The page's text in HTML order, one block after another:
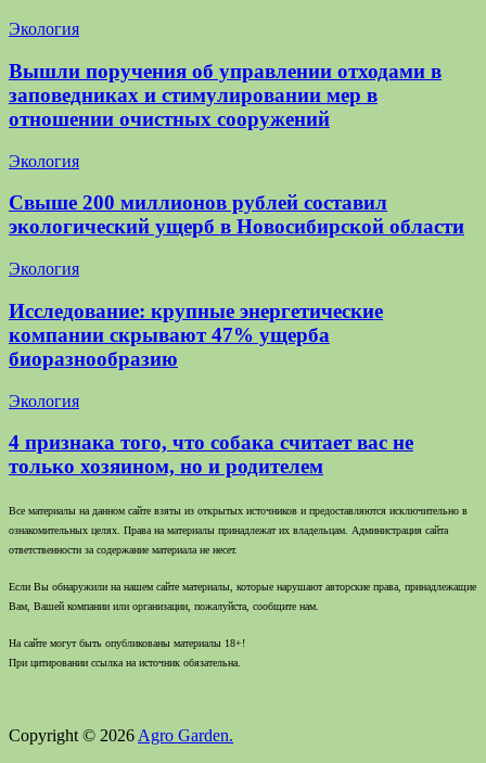
Экология
Вышли поручения об управлении отходами в
заповедниках и стимулировании мер в
отношении очистных сооружений
Экология
Свыше 200 миллионов рублей составил
экологический ущерб в Новосибирской области
Экология
Исследование: крупные энергетические
компании скрывают 47% ущерба
биоразнообразию
Экология
4 признака того, что собака считает вас не
только хозяином, но и родителем
Все материалы на данном сайте взяты из открытых источников и предоставляются исключительно в
ознакомительных целях. Права на материалы принадлежат их владельцам. Администрация сайта
ответственности за содержание материала не несет.
Если Вы обнаружили на нашем сайте материалы, которые нарушают авторские права, принадлежащие
Вам, Вашей компании или организации, пожалуйста, сообщите нам.
На сайте могут быть опубликованы материалы 18+!
При цитировании ссылка на источник обязательна.
Copyright © 2026 Agro Garden.